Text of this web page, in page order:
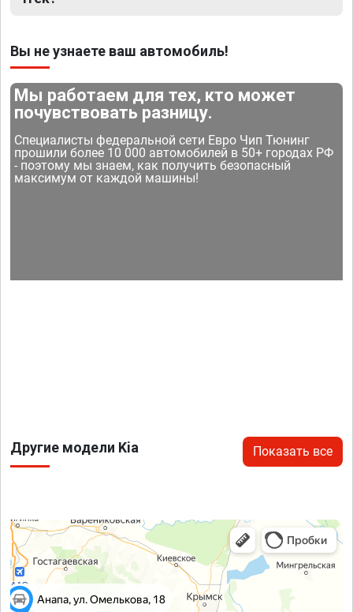
Вы не узнаете ваш автомобиль!
Мы работаем для тех, кто может
почувствовать разницу.
Специалисты федеральной сети Евро Чип Тюнинг
прошили более 10 000 автомобилей в 50+ городах РФ
- поэтому мы знаем, как получить безопасный
максимум от каждой машины!
Другие модели Kia Показать все